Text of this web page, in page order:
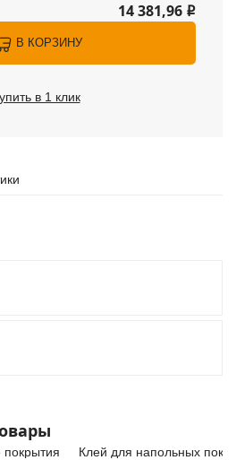
14 381,96 i
В КОРЗИНУ
в 1 клик
Клей для напольных